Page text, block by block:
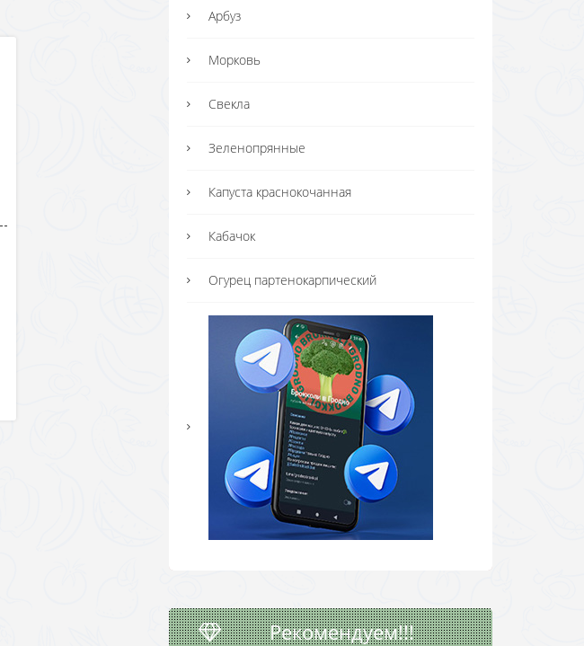
Арбуз
Морковь
Свекла
Зеленопрянные
Капуста краснокочанная
Кабачок
Огурец партенокарпический
Рекомендуем!!!